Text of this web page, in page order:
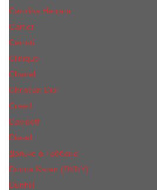
Carolina Herrera
Cartier
Cerruti
Сliniquе
Chanel
Christian Dior
Creed
Davidoff
Diesel
Дольче & Габбана
Donna Karan (DKNY)
Dunhill